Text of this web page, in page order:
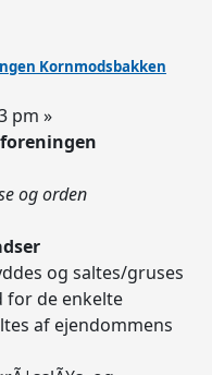
Kornmodsbakken
pm »
og orden
og saltes/gruses
for de enkelte
af ejendommens